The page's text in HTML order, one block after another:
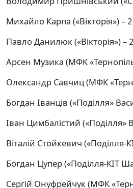
Михайло Карпа («Вікторія») – 2
Павло Данилюк («Вікторія») – 2
Арсен Музика (МФК
Олександр Савчиц (МФК
Богдан Іванців («Поділля»
Іван Цимбалістий («Поділля»
Віталій Стойкевич («Поділля-
Богдан Цупер («Поділля-КІТ
Сергій Онуфрейчук (МФК